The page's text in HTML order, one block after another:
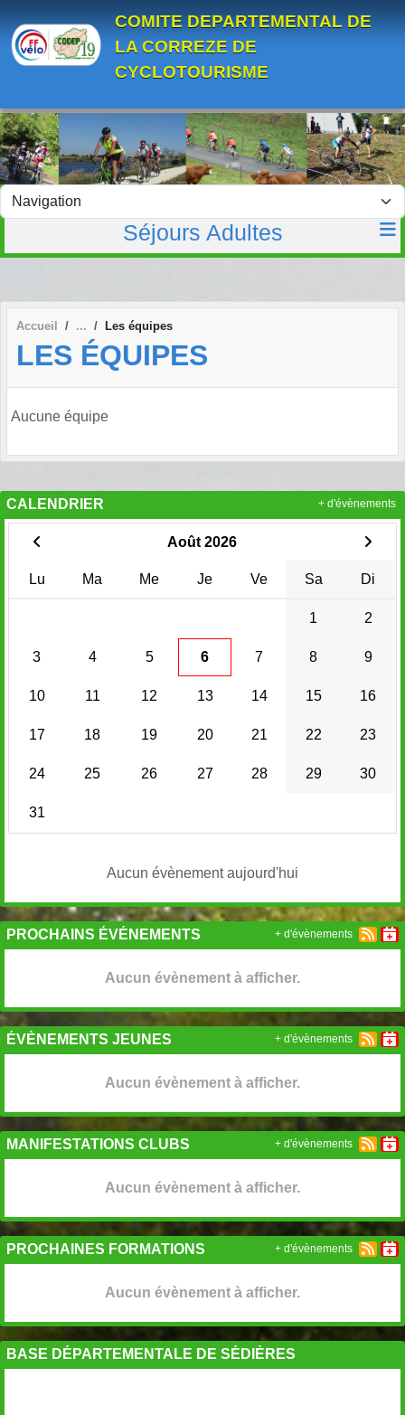
COMITE DEPARTEMENTAL DE
LA CORREZE DE
CYCLOTOURISME
Séjours Adultes
Accueil Les équipes
LES ÉQUIPES
Aucune équipe
CALENDRIER
Août 2026
Lu Ma Me Je Ve Sa Di
1 2
3 4 5 6 7 8 9
10 11 12 13 14 15 16
17 18 19 20 21 22 23
24 25 26 27 28 29 30
31
Aucun évènement aujourd'hui
+ d'évènements
PROCHAINS ÉVÉNEMENTS
Aucun évènement à afficher.
+ d'évènements
ÉVÈNEMENTS JEUNES
Aucun évènement à afficher.
+ d'évènements
MANIFESTATIONS CLUBS
Aucun évènement à afficher.
+ d'évènements
PROCHAINES FORMATIONS
Aucun évènement à afficher.
+ d'évènements
BASE DÉPARTEMENTALE DE SÉDIÈRES